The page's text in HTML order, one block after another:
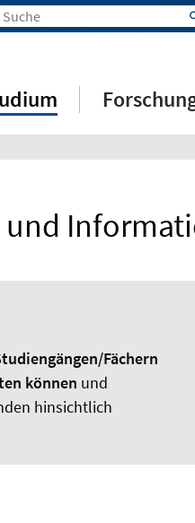
Fächern
können und
hinsichtlich